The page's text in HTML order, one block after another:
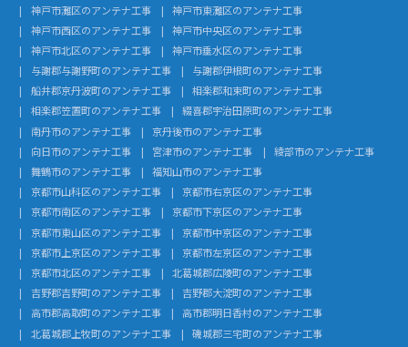
神戸市灘区のアンテナ工事
神戸市東灘区のアンテナ工事
神戸市西区のアンテナ工事
神戸市中央区のアンテナ工事
神戸市北区のアンテナ工事
神戸市垂水区のアンテナ工事
与謝郡与謝野町のアンテナ工事
与謝郡伊根町のアンテナ工事
船井郡京丹波町のアンテナ工事
相楽郡和束町のアンテナ工事
相楽郡笠置町のアンテナ工事
綴喜郡宇治田原町のアンテナ工事
南丹市のアンテナ工事
京丹後市のアンテナ工事
向日市のアンテナ工事
宮津市のアンテナ工事
綾部市のアンテナ工事
舞鶴市のアンテナ工事
福知山市のアンテナ工事
京都市山科区のアンテナ工事
京都市右京区のアンテナ工事
京都市南区のアンテナ工事
京都市下京区のアンテナ工事
京都市東山区のアンテナ工事
京都市中京区のアンテナ工事
京都市上京区のアンテナ工事
京都市左京区のアンテナ工事
京都市北区のアンテナ工事
北葛城郡広陵町のアンテナ工事
吉野郡吉野町のアンテナ工事
吉野郡大淀町のアンテナ工事
高市郡高取町のアンテナ工事
高市郡明日香村のアンテナ工事
北葛城郡上牧町のアンテナ工事
磯城郡三宅町のアンテナ工事